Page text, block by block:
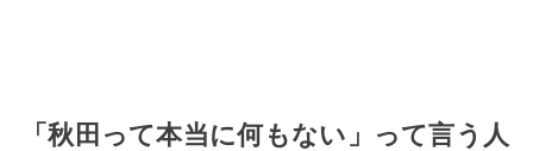
「秋田って本当に何もない」って言う人